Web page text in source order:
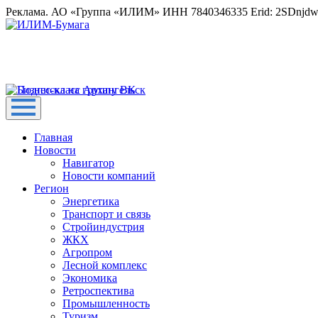
Реклама. АО «Группа «ИЛИМ» ИНН 7840346335 Erid:
Главная
Новости
Навигатор
Новости компаний
Регион
Энергетика
Транспорт и связь
Стройиндустрия
ЖКХ
Агропром
Лесной комплекс
Экономика
Ретроспектива
Промышленность